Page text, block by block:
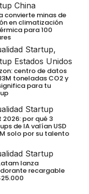
China
convierte minas de
en climatización
para 100
Startup,
Estados Unidos
centro de datos
toneladas CO2 y
para tu
Startup
2026: por qué 3
de IA valían USD
solo por su talento
Startup
lanza
recargable